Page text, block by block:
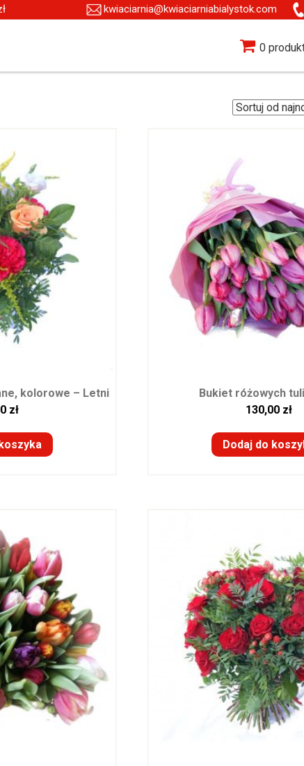
kwiaciarnia@kwiaciarniabialystok.com
0
kolorowe – Letni
zł
Bukiet różowych
130,00 zł
Dodaj do